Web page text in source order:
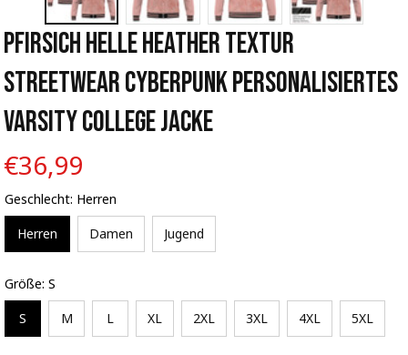
Pfirsich Helle Heather Textur
Streetwear Cyberpunk Personalisiertes
Varsity College Jacke
€36,99
Geschlecht: Herren
Herren Damen Jugend
Größe: S
S M L XL 2XL 3XL 4XL 5XL